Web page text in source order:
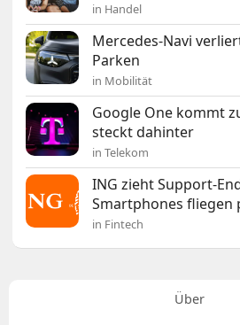
in Handel
Mercedes-Navi
Parken
in Mobilität
Google One kommt
steckt dahinter
in Telekom
ING zieht Support-
Smartphones fliegen
in Fintech
Über